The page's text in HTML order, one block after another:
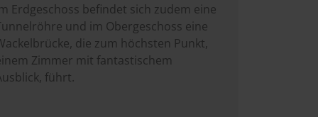
Erdgeschoss befindet sich zudem eine
und im Obergeschoss eine
die zum höchsten Punkt,
Zimmer mit fantastischem
führt.